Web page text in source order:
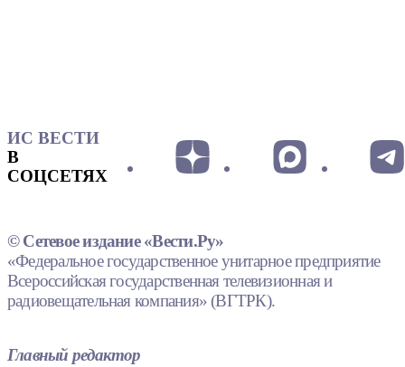
ИС ВЕСТИ
В
СОЦСЕТЯХ
© Сетевое издание «Вести.Ру»
«Федеральное государственное унитарное предприятие
Всероссийская государственная телевизионная и
радиовещательная компания» (ВГТРК).
Главный редактор